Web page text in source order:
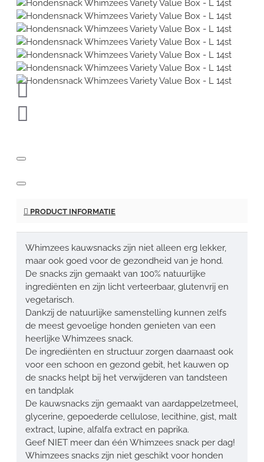
PRODUCT INFORMATIE
Whimzees kauwsnacks zijn niet alleen erg lekker,
maar ook goed voor de gezondheid van je hond.
De snacks zijn gemaakt van 100% natuurlijke
ingrediënten en zijn licht verteerbaar, glutenvrij en
vegetarisch.
Dankzij de natuurlijke samenstelling kunnen zelfs
de meest gevoelige honden genieten van een
heerlijke Whimzees snack.
De ingrediënten en structuur zorgen daarnaast ook
voor een schoon en gezond gebit, het kauwen op
de snacks helpt bij het verwijderen van tandsteen
en tandplak
De kauwsnacks zijn gemaakt van aardappelzetmeel,
glycerine, gepoederde cellulose, lecithine, gist, malt
extract, lupine, alfalfa extract en paprika.
Geef NIET meer dan één Whimzees snack per dag!
Whimzees snacks zijn niet geschikt voor honden